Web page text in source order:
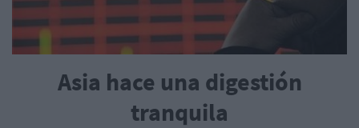
Asia hace una digestión
tranquila